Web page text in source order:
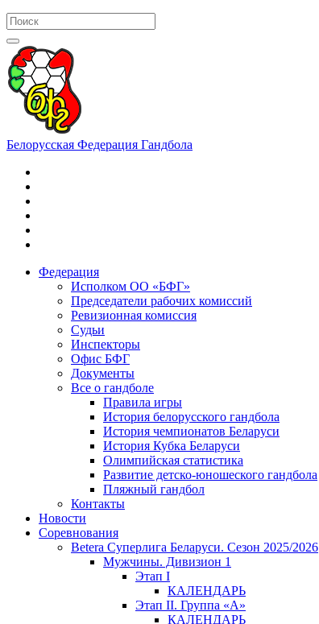
Белорусская Федерация Гандбола
Федерация
Исполком ОО «БФГ»
Председатели рабочих комиссий
Ревизионная комиссия
Судьи
Инспекторы
Офис БФГ
Документы
Все о гандболе
Правила игры
История белорусского гандбола
История чемпионатов Беларуси
История Кубка Беларуси
Олимпийская статистика
Развитие детско-юношеского гандбола
Пляжный гандбол
Контакты
Новости
Соревнования
Betera Суперлига Беларуси. Сезон 2025/2026
Мужчины. Дивизион 1
Этап I
КАЛЕНДАРЬ
Этап II. Группа «А»
КАЛЕНДАРЬ